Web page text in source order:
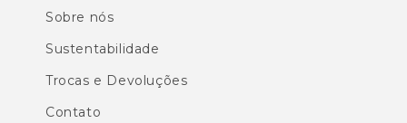
Sobre nós
Sustentabilidade
Trocas e Devoluções
Contato